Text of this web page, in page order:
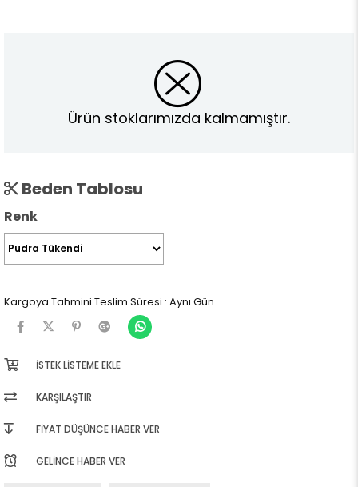
Ürün stoklarımızda kalmamıştır.
Beden Tablosu
Renk
Kargoya Tahmini Teslim Süresi : Aynı Gün
İSTEK LISTEME EKLE
KARŞILAŞTIR
FIYAT DÜŞÜNCE HABER VER
GELINCE HABER VER